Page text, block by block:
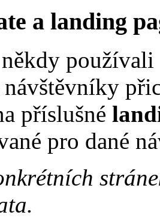
a landing
používali
příslušné
pro dané